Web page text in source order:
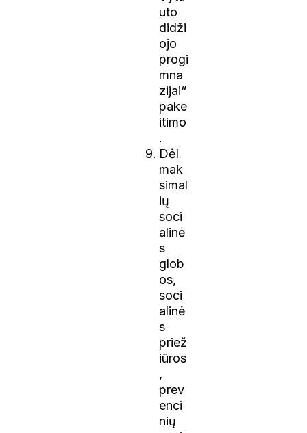
uto
didži
ojo
progi
mna
zijai“
pake
itimo
.
Dėl
mak
simal
ių
soci
alinė
s
glob
os,
soci
alinė
s
priež
iūros
,
prev
enci
nių